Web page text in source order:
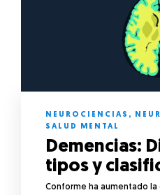
NEUROCIENCIAS ,
SALUD MENTAL
Demencias:
tipos y
Conforme ha aumentado la